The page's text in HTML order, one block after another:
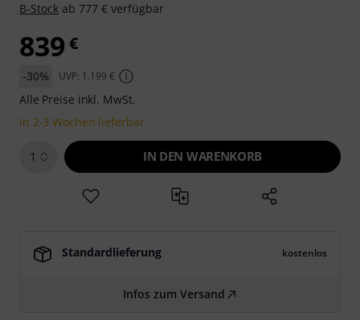
B-Stock ab 777 € verfügbar
839 €
-30% UVP: 1.199 €
Alle Preise inkl. MwSt.
In 2-3 Wochen lieferbar
1 IN DEN WARENKORB
Standardlieferung kostenlos
Infos zum Versand